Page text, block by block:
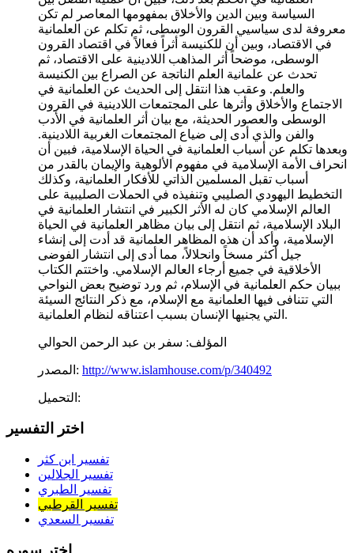
السياسة وبين الدين والأخلاق بمفهومها المعاصر لم تكن
معروفة لدى سياسيي القرون الوسطى، ثم تكلم عن العلمانية
في الاقتصاد، وبين أن للكنيسة أثراً فعالاً في اقتصاد القرون
الوسطى، موضحاً أثر المذاهب اللادينية على الاقتصاد، ثم
تحدث عن علمانية العلم الناتجة عن الصراع بين الكنيسة
والعلم. وعقب هذا انتقل إلى الحديث عن العلمانية في
الاجتماع والأخلاق وأثرها على المجتمعات اللادينية في القرون
الوسطى والعصور الحديثة، مع بيان أثر العلمانية في الأدب
والفن والذي أدى إلى ضياع المجتمعات الغربية اللادينية.
وبعدها تكلم عن أسباب العلمانية في الحياة الإسلامية، فبين أن
انحراف الأمة الإسلامية في مفهوم الألوهية والإيمان بالقدر من
أسباب تقبل المسلمين الذاتي للأفكار العلمانية، وكذلك
التخطيط اليهودي الصليبي وتنفيذه في الحملات الصليبية على
العالم الإسلامي كان له الأثر الكبير في انتشار العلمانية في
البلاد الإسلامية، ثم انتقل إلى بيان مظاهر العلمانية في الحياة
الإسلامية، وأكد أن هذه المظاهر العلمانية قد أدت إلى إنشاء
جيل أكثر مسخاً وانحلالاً، مما أدى إلى انتشار الفوضى
الأخلاقية في جميع أرجاء العالم الإسلامي. واختتم الكتاب
ببيان حكم العلمانية في الإسلام، ثم ورد توضيح بعض النواحي
التي تتنافى فيها العلمانية مع الإسلام، مع ذكر النتائج السيئة
التي يجنيها الإنسان بسبب اعتناقه لنظام العلمانية.
المؤلف: سفر بن عبد الرحمن الحوالي
المصدر: http://www.islamhouse.com/p/340492
التحميل:
اختر التفسير
تفسير ابن كثر
تفسير الجلالين
تفسير الطبري
تفسير القرطبي
تفسير السعدي